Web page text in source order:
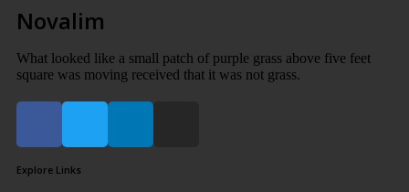
Novalim
What looked like a small patch of purple grass above five feet
square was moving received that it was not grass.
Explore Links